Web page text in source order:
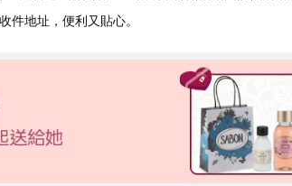
件地址，便利又貼心。